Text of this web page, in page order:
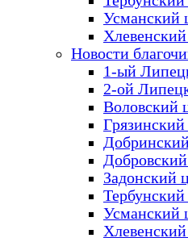
Усманский
Новости
1-ый
2-ой
Воловский
Задонский
Усманский